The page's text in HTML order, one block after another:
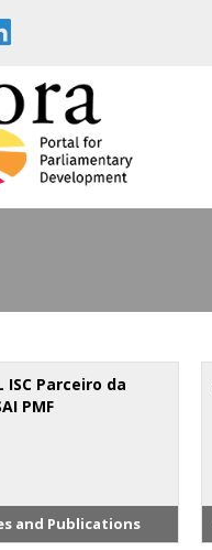
ISC Parceiro da
PMF
and Publications